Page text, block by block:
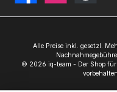
Alle Preise inkl. gesetzl.
© 2026 iq-team - Der Shop für